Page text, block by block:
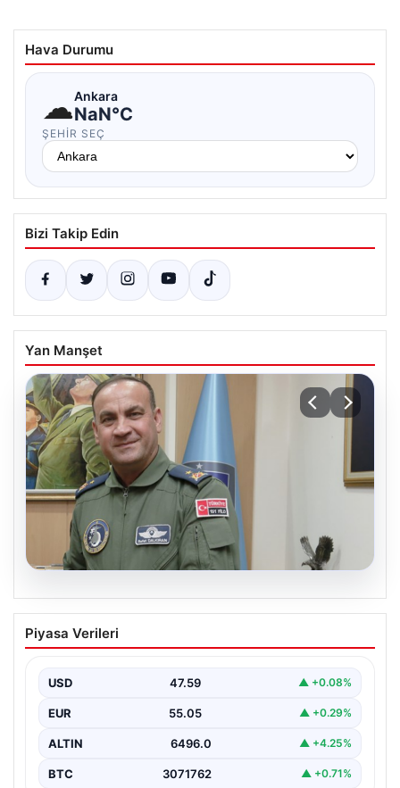
Hava Durumu
☁Ankara
NaN°C
ŞEHIR SEÇ
Bizi Takip Edin
Yan Manşet
Rafet Dalkıran kimdir? Yeni Hava
Kuvvetleri Komutanı Rafet Dalkıran’ın
Piyasa Verileri
USD 47.59 ▲ +0.08%
EUR 55.05 ▲ +0.29%
ALTIN 6496.0 ▲ +4.25%
BTC 3071762 ▲ +0.71%